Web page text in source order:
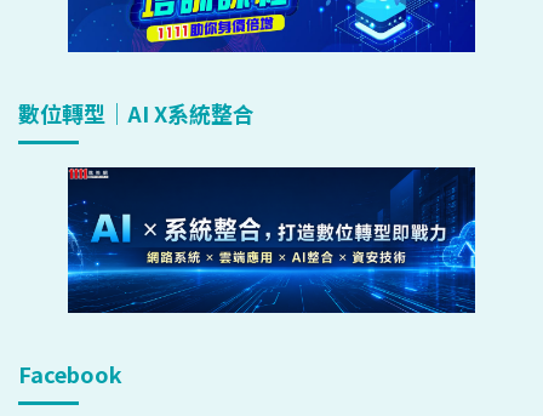
數位轉型｜AI X系統整合
Facebook